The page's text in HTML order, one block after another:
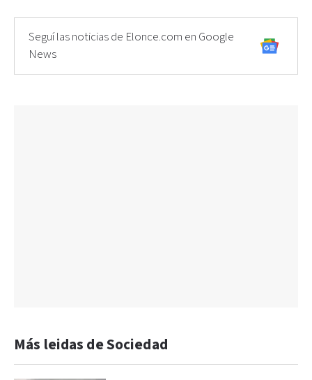
Seguí las noticias de Elonce.com en Google
News
Más leidas de Sociedad